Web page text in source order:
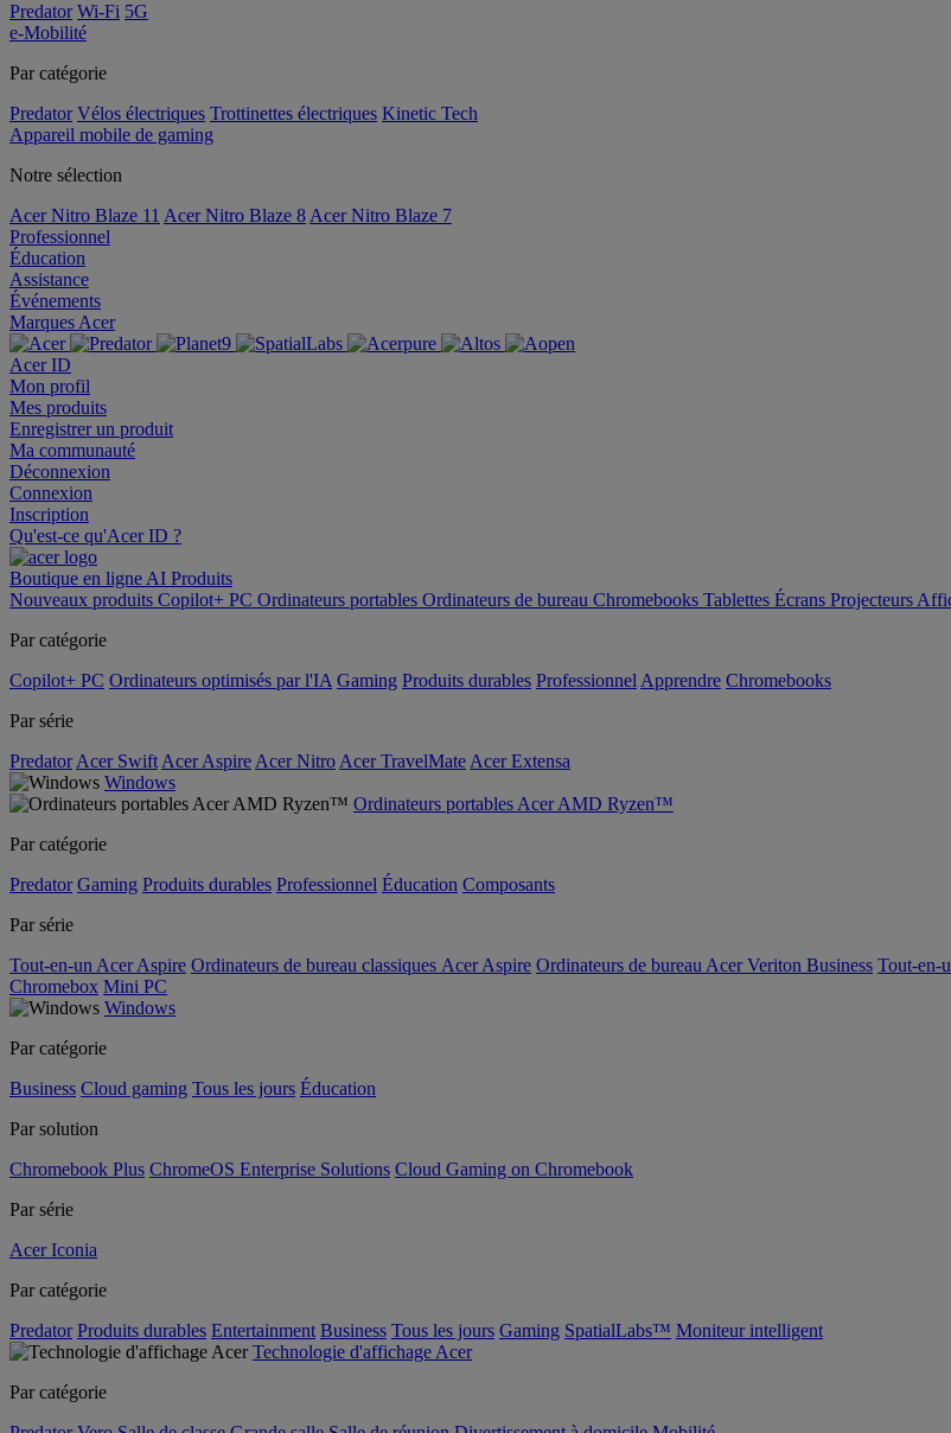
Predator Wi-Fi 5G
e-Mobilité
Par catégorie
Predator Vélos électriques Trottinettes électriques Kinetic Tech
Appareil mobile de gaming
Notre sélection
Acer Nitro Blaze 11 Acer Nitro Blaze 8 Acer Nitro Blaze 7
Professionnel
Éducation
Assistance
Événements
Marques Acer
Acer ID
Mon profil
Mes produits
Enregistrer un produit
Ma communauté
Déconnexion
Connexion
Inscription
Qu'est-ce qu'Acer ID ?
Boutique en ligne AI Produits
Nouveaux produits Copilot+ PC Ordinateurs portables Ordinateurs de bureau Chromebooks Tablettes Écrans Projecteurs
Par catégorie
Copilot+ PC Ordinateurs optimisés par l'IA Gaming Produits durables Professionnel Apprendre Chromebooks
Par série
Predator Acer Swift Acer Aspire Acer Nitro Acer TravelMate Acer Extensa
Windows
Ordinateurs portables Acer AMD Ryzen™
Par catégorie
Predator Gaming Produits durables Professionnel Éducation Composants
Par série
Tout-en-un Acer Aspire Ordinateurs de bureau classiques Acer Aspire Ordinateurs de bureau Acer Veriton Business Tout-en-
Chromebox Mini PC
Windows
Par catégorie
Business Cloud gaming Tous les jours Éducation
Par solution
Chromebook Plus ChromeOS Enterprise Solutions Cloud Gaming on Chromebook
Par série
Acer Iconia
Par catégorie
Predator Produits durables Entertainment Business Tous les jours Gaming SpatialLabs™ Moniteur intelligent
Technologie d'affichage Acer
Par catégorie